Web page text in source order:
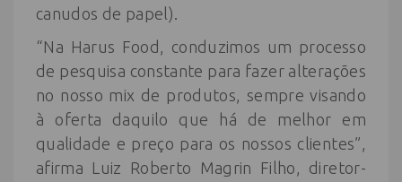
canudos de papel).
“Na Harus Food, conduzimos um processo
de pesquisa constante para fazer alterações
no nosso mix de produtos, sempre visando
à oferta daquilo que há de melhor em
qualidade e preço para os nossos clientes”,
afirma Luiz Roberto Magrin Filho, diretor-